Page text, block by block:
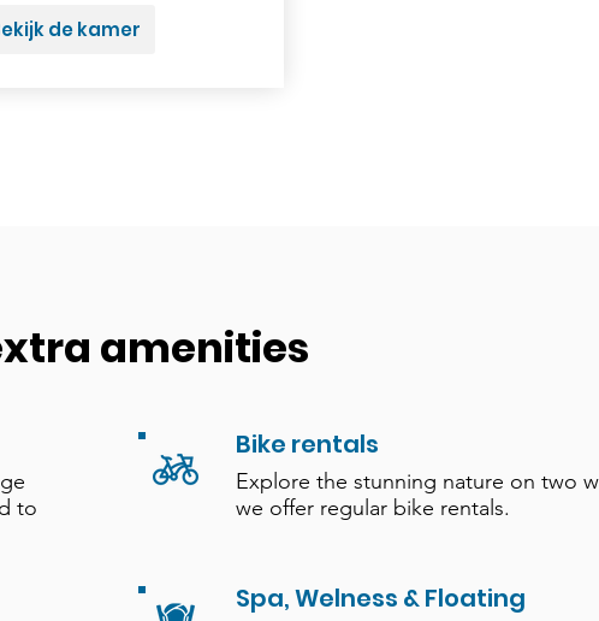
de kamer
amenities
to
Bike rentals
Explore the stunning nature on two
we offer regular bike rentals.
Spa, Welness & Floating